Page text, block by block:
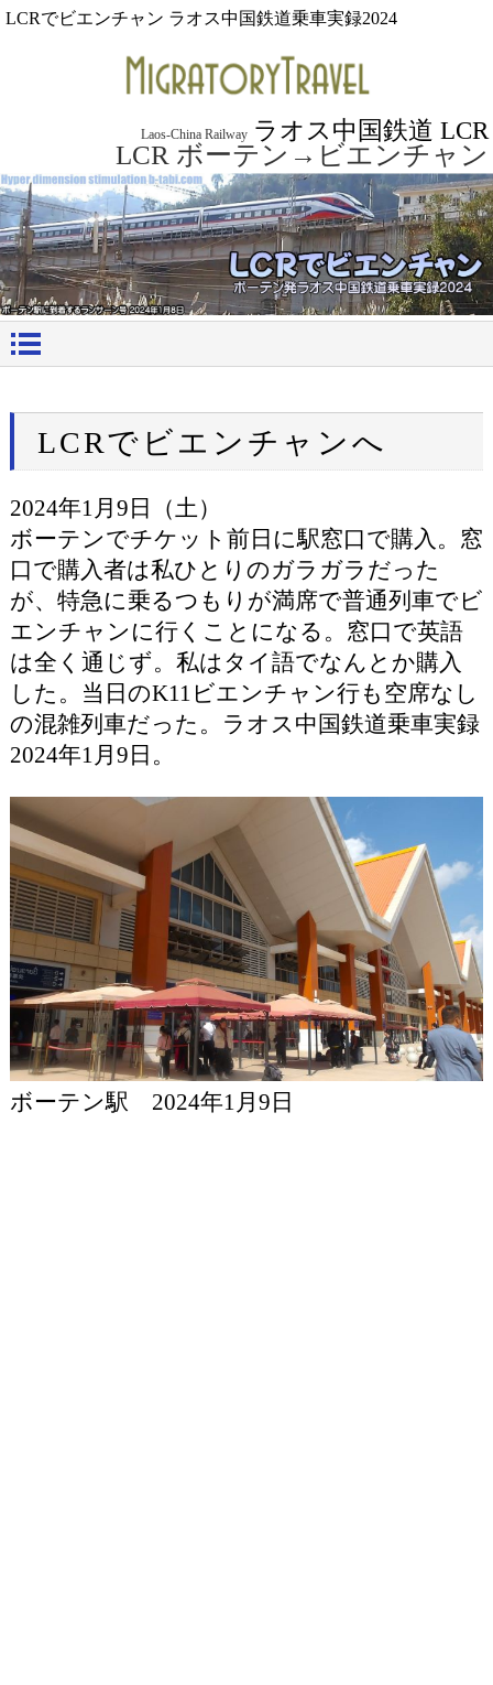
LCRでビエンチャン ラオス中国鉄道乗車実録2024
Laos-China Railway ラオス中国鉄道 LCR
LCR ボーテン→ビエンチャン
LCRでビエンチャンへ
2024年1月9日（土）
ボーテンでチケット前日に駅窓口で購入。窓
口で購入者は私ひとりのガラガラだった
が、特急に乗るつもりが満席で普通列車でビ
エンチャンに行くことになる。窓口で英語
は全く通じず。私はタイ語でなんとか購入
した。当日のK11ビエンチャン行も空席なし
の混雑列車だった。ラオス中国鉄道乗車実録
2024年1月9日。
ボーテン駅 2024年1月9日